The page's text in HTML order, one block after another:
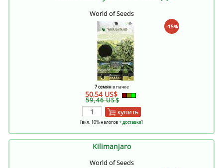
World of Seeds
-15%
7 семянв пачке
50,54 US$
59,46 US$
купить
[вкл. 10% налогов+ доставка]
Kilimanjaro
World of Seeds